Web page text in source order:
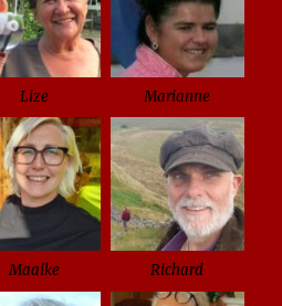
Lize Marianne
Maaike Richard